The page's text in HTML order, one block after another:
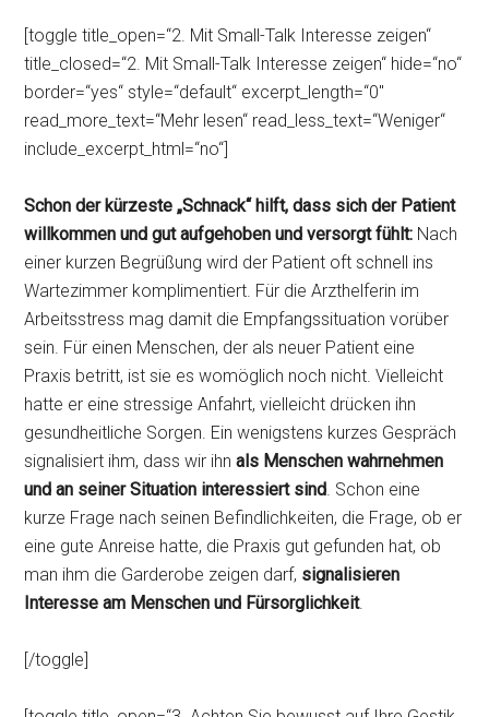
[toggle title_open=“2. Mit Small-Talk Interesse zeigen“
title_closed=“2. Mit Small-Talk Interesse zeigen“ hide=“no“
border=“yes“ style=“default“ excerpt_length=“0″
read_more_text=“Mehr lesen“ read_less_text=“Weniger“
include_excerpt_html=“no“]
Schon der kürzeste „Schnack“ hilft, dass sich der Patient
willkommen und gut aufgehoben und versorgt fühlt: Nach
einer kurzen Begrüßung wird der Patient oft schnell ins
Wartezimmer komplimentiert. Für die Arzthelferin im
Arbeitsstress mag damit die Empfangssituation vorüber
sein. Für einen Menschen, der als neuer Patient eine
Praxis betritt, ist sie es womöglich noch nicht. Vielleicht
hatte er eine stressige Anfahrt, vielleicht drücken ihn
gesundheitliche Sorgen. Ein wenigstens kurzes Gespräch
signalisiert ihm, dass wir ihnals Menschen wahrnehmen
und an seiner Situation interessiert sind. Schon eine
kurze Frage nach seinen Befindlichkeiten, die Frage, ob er
eine gute Anreise hatte, die Praxis gut gefunden hat, ob
man ihm die Garderobe zeigen darf, signalisieren
Interesse am Menschen und Fürsorglichkeit.
[/toggle]